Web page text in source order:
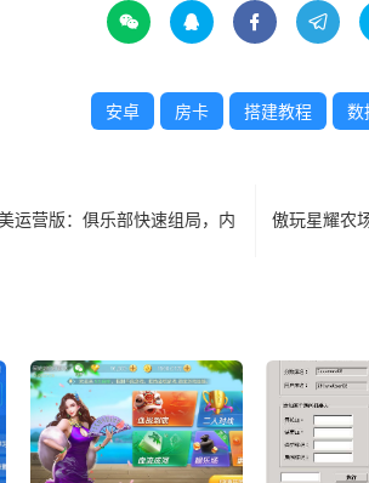
   
安卓 房卡 搭建教程 数
运营版：俱乐部快速组局，内
傲玩星耀农